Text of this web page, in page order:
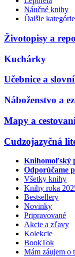
Náučné knihy
Ďalšie kategórie
Životopisy a
Kuchárky
Učebnice a
Náboženstvo a
Mapy a
Cudzojazyčná
Knihomoľský
Odporúčame
Všetky knihy
Knihy roka
Bestsellery
Novinky
Pripravované
Akcie a zľavy
Kolekcie
BookTok
Mám záujem o